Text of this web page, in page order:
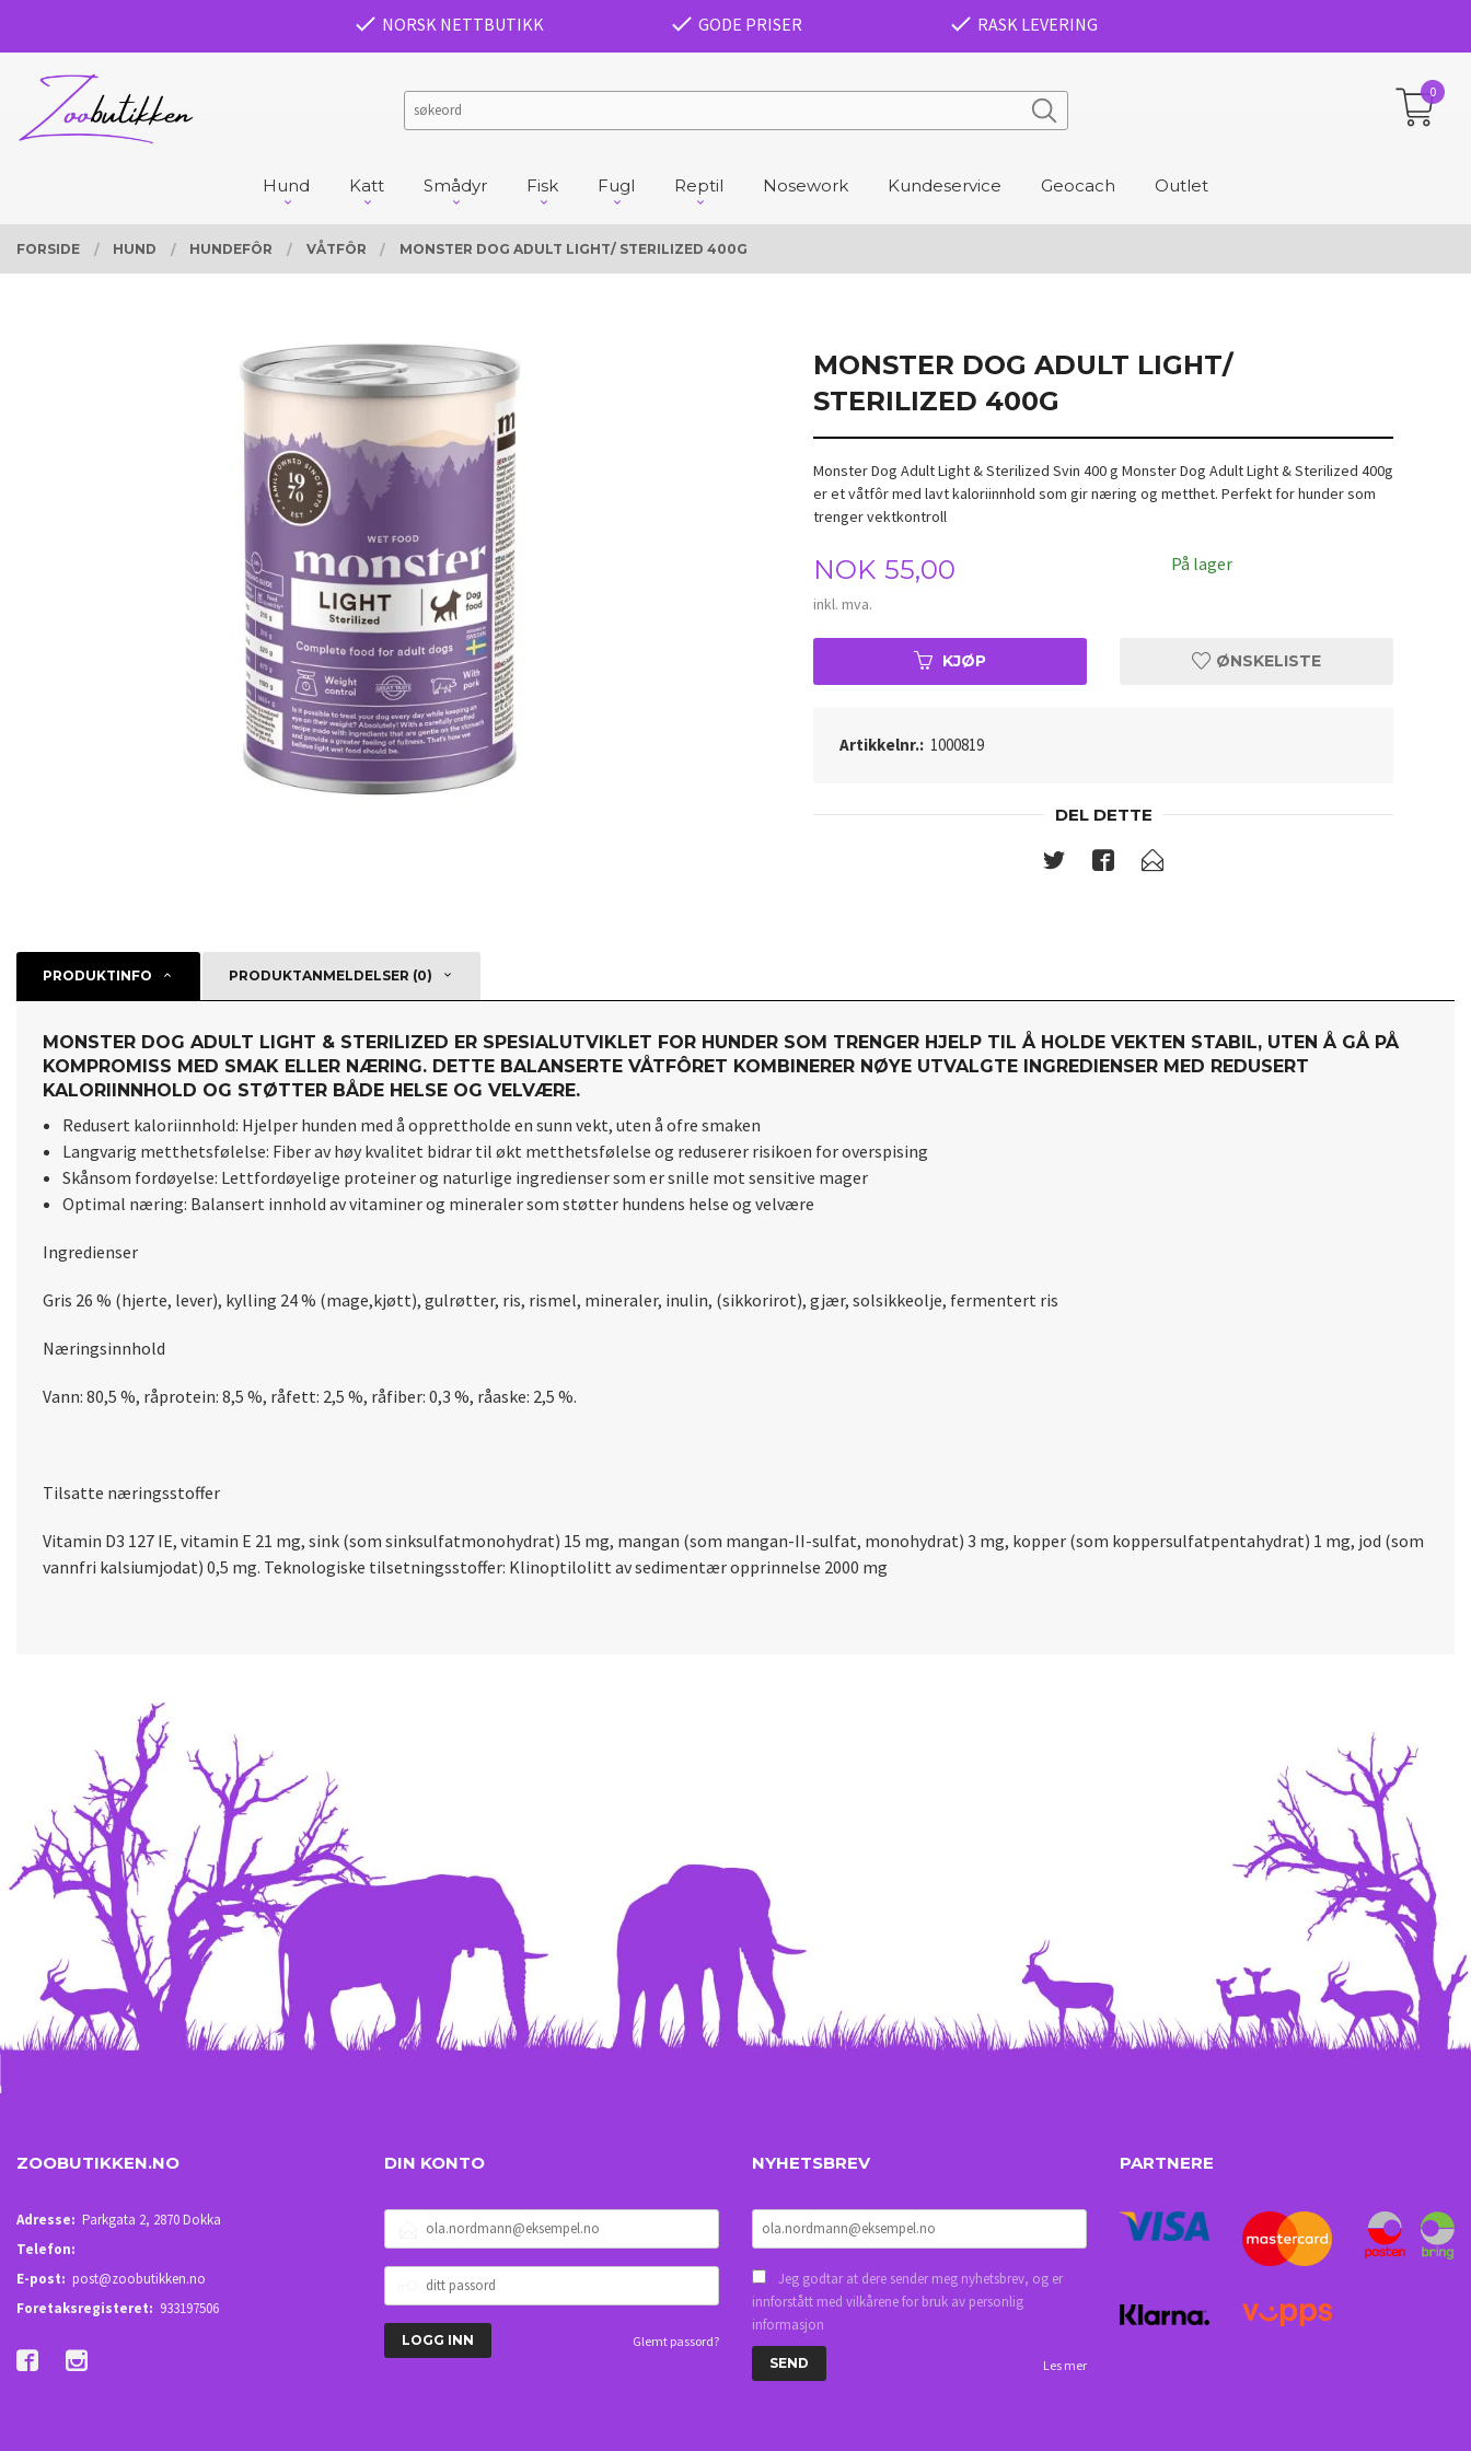
NORSK NETTBUTIKK GODE PRISER RASK LEVERING
Hund Katt Smådyr Fisk Fugl Reptil Nosework Kundeservice Geocach Outlet
0
FORSIDE HUND HUNDEFÔR VÅTFÔR MONSTER DOG ADULT LIGHT/ STERILIZED 400G
MONSTER DOG ADULT LIGHT/
STERILIZED 400G
Monster Dog Adult Light & Sterilized Svin 400 g Monster Dog Adult Light & Sterilized 400g
er et våtfôr med lavt kaloriinnhold som gir næring og metthet. Perfekt for hunder som
trenger vektkontroll
Pris
NOK 55,00
inkl. mva.
På lager
KJØP ØNSKELISTE
Artikkelnr.: 1000819
DEL DETTE
PRODUKTINFO PRODUKTANMELDELSER (0)
MONSTER DOG ADULT LIGHT & STERILIZED ER SPESIALUTVIKLET FOR HUNDER SOM TRENGER HJELP TIL Å HOLDE VEKTEN STABIL, UTEN Å GÅ PÅ
KOMPROMISS MED SMAK ELLER NÆRING. DETTE BALANSERTE VÅTFÔRET KOMBINERER NØYE UTVALGTE INGREDIENSER MED REDUSERT
KALORIINNHOLD OG STØTTER BÅDE HELSE OG VELVÆRE.
Redusert kaloriinnhold: Hjelper hunden med å opprettholde en sunn vekt, uten å ofre smaken
Langvarig metthetsfølelse: Fiber av høy kvalitet bidrar til økt metthetsfølelse og reduserer risikoen for overspising
Skånsom fordøyelse: Lettfordøyelige proteiner og naturlige ingredienser som er snille mot sensitive mager
Optimal næring: Balansert innhold av vitaminer og mineraler som støtter hundens helse og velvære
Ingredienser
Gris 26 % (hjerte, lever), kylling 24 % (mage,kjøtt), gulrøtter, ris, rismel, mineraler, inulin, (sikkorirot), gjær, solsikkeolje, fermentert ris
Næringsinnhold
Vann: 80,5 %, råprotein: 8,5 %, råfett: 2,5 %, råfiber: 0,3 %, råaske: 2,5 %.
Tilsatte næringsstoffer
Vitamin D3 127 IE, vitamin E 21 mg, sink (som sinksulfatmonohydrat) 15 mg, mangan (som mangan-II-sulfat, monohydrat) 3 mg, kopper (som koppersulfatpentahydrat) 1 mg, jod (som
vannfri kalsiumjodat) 0,5 mg. Teknologiske tilsetningsstoffer: Klinoptilolitt av sedimentær opprinnelse 2000 mg
ZOOBUTIKKEN.NO
Adresse: Parkgata 2, 2870 Dokka
Telefon:
E-post: post@zoobutikken.no
Foretaksregisteret: 933197506
DIN KONTO
E-
POSTADRESSE
DITT
PASSORD
Glemt passord?
NYHETSBREV
Jeg godtar at dere sender meg nyhetsbrev, og er
innforstått med vilkårene for bruk av personlig
informasjon
Les mer
PARTNERE